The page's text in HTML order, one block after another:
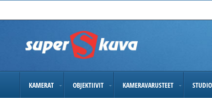
to
KAMERAT OBJEKTIIVIT KAMERAVARUSTEET